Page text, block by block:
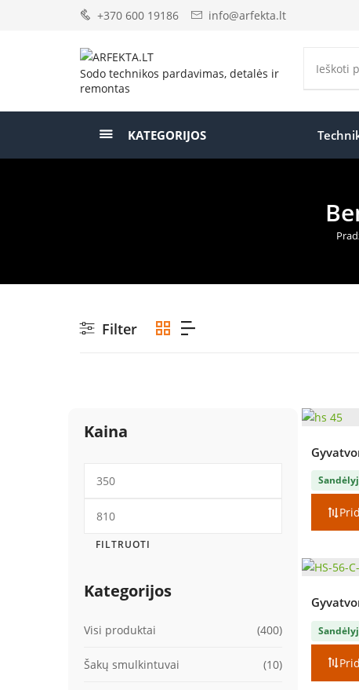
+370 600 19186 info@arfekta.lt
Sodo technikos pardavimas, detalės ir
remontas
KATEGORIJOS
Filter
Kaina
FILTRUOTI
Kategorijos
Visi produktai (400)
Šakų smulkintuvai (10)